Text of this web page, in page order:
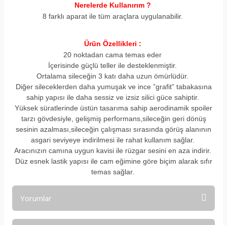
Nerelerde Kullanırım ?
8 farklı aparat ile tüm araçlara uygulanabilir.
Ürün Özellikleri :
20 noktadan cama temas eder
İçerisinde güçlü teller ile desteklenmiştir.
Ortalama sileceğin 3 katı daha uzun ömürlüdür.
Diğer sileceklerden daha yumuşak ve ince ”grafit” tabakasına
sahip yapısı ile daha sessiz ve izsiz silici güce sahiptir.
Yüksek süratlerinde üstün tasarıma sahip aerodinamik spoiler
tarzı gövdesiyle, gelişmiş performans,sileceğin geri dönüş
sesinin azalması,sileceğin çalışması sırasında görüş alanının
asgari seviyeye indirilmesi ile rahat kullanım sağlar.
Aracınızın camına uygun kavisi ile rüzgar sesini en aza indirir.
Düz esnek lastik yapısı ile cam eğimine göre biçim alarak sıfır
temas sağlar.
Yorumlar